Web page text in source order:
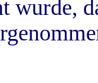
wurde,